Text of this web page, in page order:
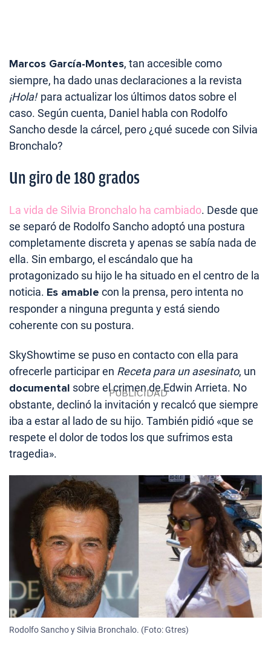
Marcos García-Montes, tan accesible como
siempre, ha dado unas declaraciones a la revista
¡Hola!para actualizar los últimos datos sobre el
caso. Según cuenta, Daniel habla con Rodolfo
Sancho desde la cárcel, pero ¿qué sucede con Silvia
Bronchalo?
Un giro de 180 grados
La vida de Silvia Bronchalo ha cambiado. Desde que
se separó de Rodolfo Sancho adoptó una postura
completamente discreta y apenas se sabía nada de
ella. Sin embargo, el escándalo que ha
protagonizado su hijo le ha situado en el centro de la
noticia. Es amable con la prensa, pero intenta no
responder a ninguna pregunta y está siendo
coherente con su postura.
SkyShowtime se puso en contacto con ella para
ofrecerle participar en Receta para un asesinato, un
documental sobre el crimen de Edwin Arrieta. No
obstante, declinó la invitación y recalcó que siempre
iba a estar al lado de su hijo. También pidió «que se
respete el dolor de todos los que sufrimos esta
tragedia».
Rodolfo Sancho y Silvia Bronchalo. (Foto: Gtres)